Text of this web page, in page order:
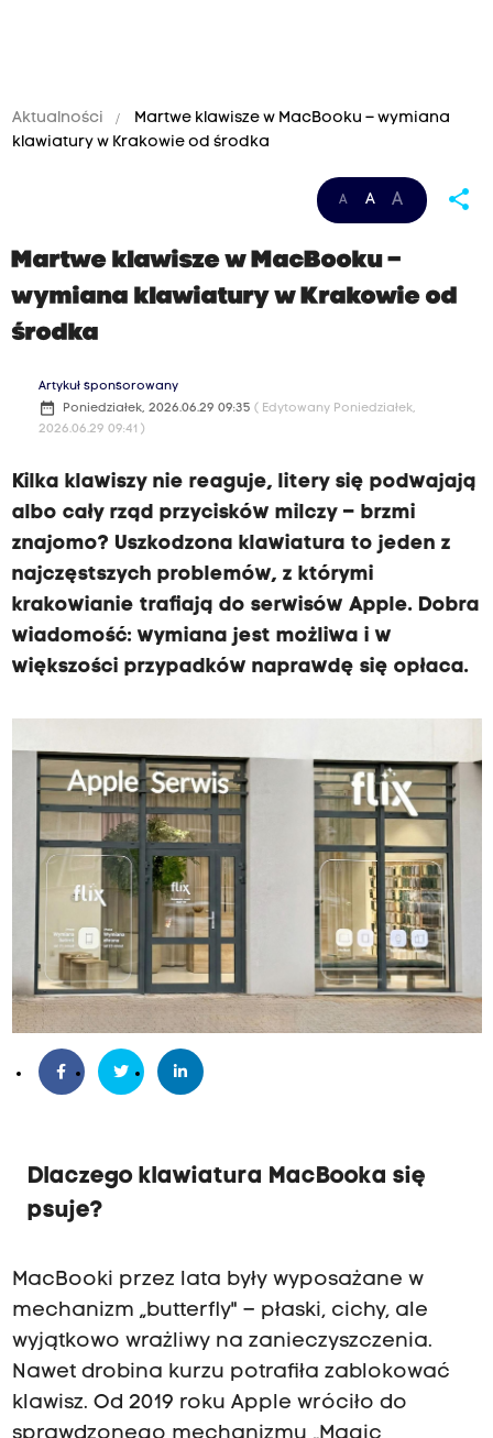
Aktualności
Martwe klawisze w MacBooku – wymiana
klawiatury w Krakowie od środka
A A A share
Martwe klawisze w MacBooku –
wymiana klawiatury w Krakowie od
środka
Artykuł sponsorowany
date_range Poniedziałek, 2026.06.29 09:35 ( Edytowany Poniedziałek,
2026.06.29 09:41 )
Kilka klawiszy nie reaguje, litery się podwajają
albo cały rząd przycisków milczy – brzmi
znajomo? Uszkodzona klawiatura to jeden z
najczęstszych problemów, z którymi
krakowianie trafiają do serwisów Apple. Dobra
wiadomość: wymiana jest możliwa i w
większości przypadków naprawdę się opłaca.
Dlaczego klawiatura MacBooka się
psuje?
MacBooki przez lata były wyposażane w
mechanizm „butterfly" – płaski, cichy, ale
wyjątkowo wrażliwy na zanieczyszczenia.
Nawet drobina kurzu potrafiła zablokować
klawisz. Od 2019 roku Apple wróciło do